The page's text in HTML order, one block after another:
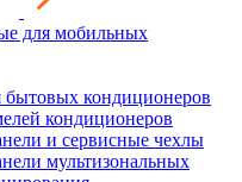
для мобильных
бытовых кондиционеров
кондиционеров
и сервисные чехлы
мультизональных